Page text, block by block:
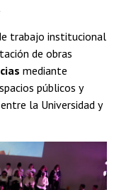
trabajo institucional
de obras
mediante
públicos y
la Universidad y